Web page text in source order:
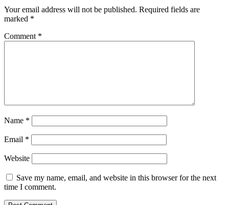
CORONA
BOSCO
Your email address will not be published. Required fields are
marked *
Comment *
Name *
Email *
Website
Save my name, email, and website in this browser for the next
time I comment.